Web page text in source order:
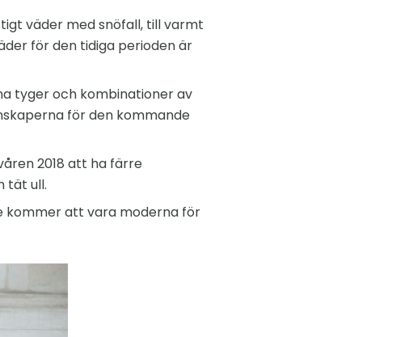
väder med snöfall, till varmt
för den tidiga perioden är
tyger och kombinationer av
för den kommande
2018 att ha färre
tät ull.
kommer att vara moderna för